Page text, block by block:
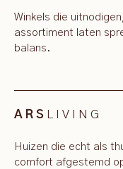
Winkels die
assortiment laten
balans.
ARS LIVING
Huizen die echt als
comfort afgestemd